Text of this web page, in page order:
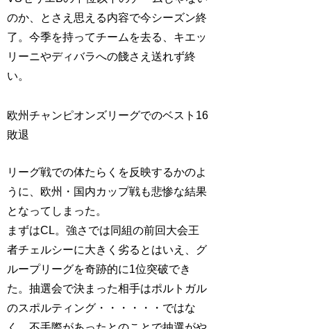
のか、とさえ思える内容で今シーズン終
了。今季を持ってチームを去る、キエッ
リーニやディバラへの餞さえ送れず終
い。
欧州チャンピオンズリーグでのベスト16
敗退
リーグ戦での体たらくを反映するかのよ
うに、欧州・国内カップ戦も悲惨な結果
となってしまった。
まずはCL。強さでは同組の前回大会王
者チェルシーに大きく劣るとはいえ、グ
ループリーグを奇跡的に1位突破でき
た。抽選会で決まった相手はポルトガル
のスポルティング・・・・・・ではな